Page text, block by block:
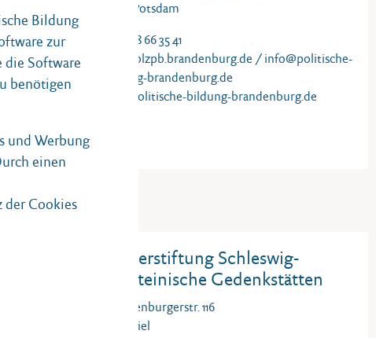
14473 Potsdam
0331 / 8 66 35 41
info@blzpb.brandenburg.de / info@politische-
bildung-brandenburg.de
www.politische-bildung-brandenburg.de
Bürgerstiftung Schleswig-
Holsteinische Gedenkstätten
Schauenburgerstr. 116
24118 Kiel
Bildung
zur
die Software
benötigen
und Werbung
einen
der Cookies